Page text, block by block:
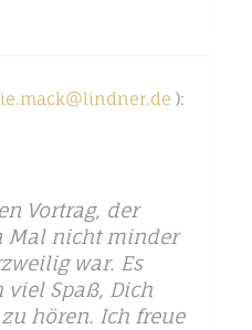
):
Vortrag, der
Mal nicht minder
war. Es
Spaß, Dich
hören. Ich freue